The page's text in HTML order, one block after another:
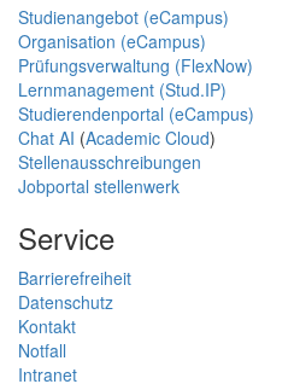
Studienangebot (eCampus)
Organisation (eCampus)
Prüfungsverwaltung (FlexNow)
Lernmanagement (Stud.IP)
Studierendenportal (eCampus)
Chat AI (Academic Cloud)
Stellenausschreibungen
Jobportal stellenwerk
Service
Barrierefreiheit
Datenschutz
Kontakt
Notfall
Intranet